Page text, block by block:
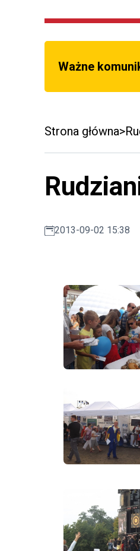
Ważne
Strona główna
2013-09-02 15:38